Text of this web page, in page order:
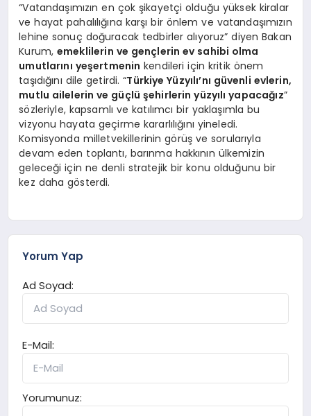
“Vatandaşımızın en çok şikayetçi olduğu yüksek kiralar
ve hayat pahalılığına karşı bir önlem ve vatandaşımızın
lehine sonuç doğuracak tedbirler alıyoruz” diyen Bakan
Kurum,emeklilerin ve gençlerin ev sahibi olma
umutlarını yeşertmenin kendileri için kritik önem
taşıdığını dile getirdi. “Türkiye Yüzyılı’nı güvenli evlerin,
mutlu ailelerin ve güçlü şehirlerin yüzyılı yapacağız”
sözleriyle, kapsamlı ve katılımcı bir yaklaşımla bu
vizyonu hayata geçirme kararlılığını yineledi.
Komisyonda milletvekillerinin görüş ve sorularıyla
devam eden toplantı, barınma hakkının ülkemizin
geleceği için ne denli stratejik bir konu olduğunu bir
kez daha gösterdi.
Yorum Yap
Ad Soyad:
E-Mail:
Yorumunuz: